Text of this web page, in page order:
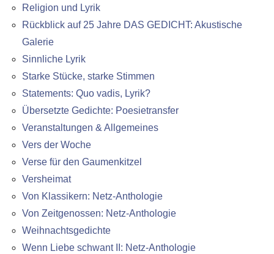
Religion und Lyrik
Rückblick auf 25 Jahre DAS GEDICHT: Akustische
Galerie
Sinnliche Lyrik
Starke Stücke, starke Stimmen
Statements: Quo vadis, Lyrik?
Übersetzte Gedichte: Poesietransfer
Veranstaltungen & Allgemeines
Vers der Woche
Verse für den Gaumenkitzel
Versheimat
Von Klassikern: Netz-Anthologie
Von Zeitgenossen: Netz-Anthologie
Weihnachtsgedichte
Wenn Liebe schwant II: Netz-Anthologie